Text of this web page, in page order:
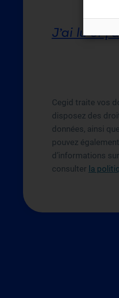
J’ai lu et
Cegid traite vos
disposez des
données, ainsi
pouvez
d’informations
consulter la